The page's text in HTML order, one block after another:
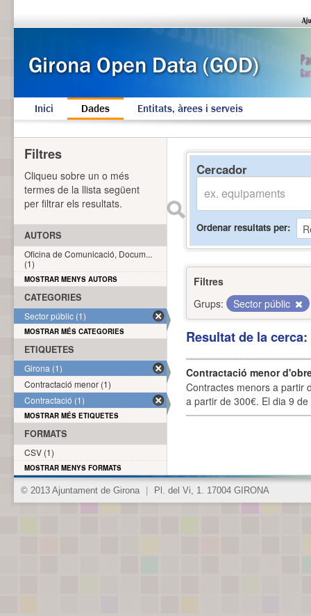
Inici Dades Entitats, àrees i serveis
Cercador
Ordenar resultats per
Filtres
Grups:
Sector públic
Resultat de la
Contractació menor
Contractes menors a partir
a partir de 300€. El dia 9
Filtres
Cliqueu sobre un o més
termes de la llista següent
per filtrar els resultats.
AUTORS
Oficina de Comunicació, Docum...
(1)
MOSTRAR MENYS AUTORS
CATEGORIES
Sector públic (1)
MOSTRAR MÉS CATEGORIES
ETIQUETES
Girona (1)
Contractació menor (1)
Contractació (1)
MOSTRAR MÉS ETIQUETES
FORMATS
CSV (1)
MOSTRAR MENYS FORMATS
© 2013 Ajuntament de Girona Pl. del Vi, 1. 17004 GIRONA